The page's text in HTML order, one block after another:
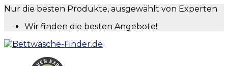
Nur die besten Produkte, ausgewählt von Experten
Wir finden die besten Angebote!